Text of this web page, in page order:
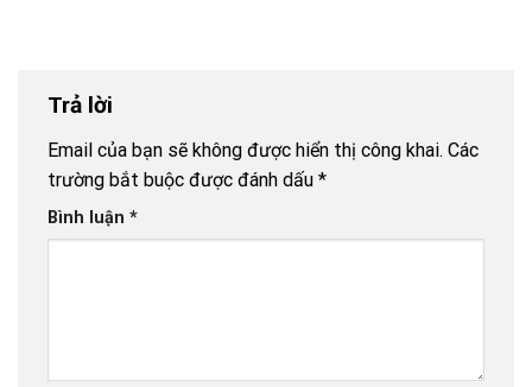
Trả lời
Email của bạn sẽ không được hiển thị công khai. Các
trường bắt buộc được đánh dấu *
Bình luận *